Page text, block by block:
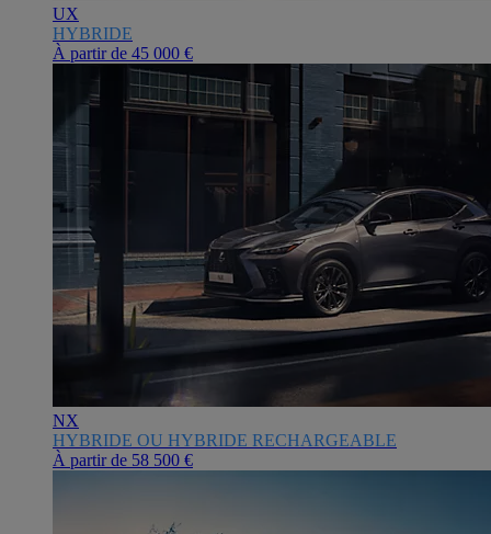
UX
HYBRIDE
À partir de 45 000 €
NX
HYBRIDE OU HYBRIDE RECHARGEABLE
À partir de 58 500 €